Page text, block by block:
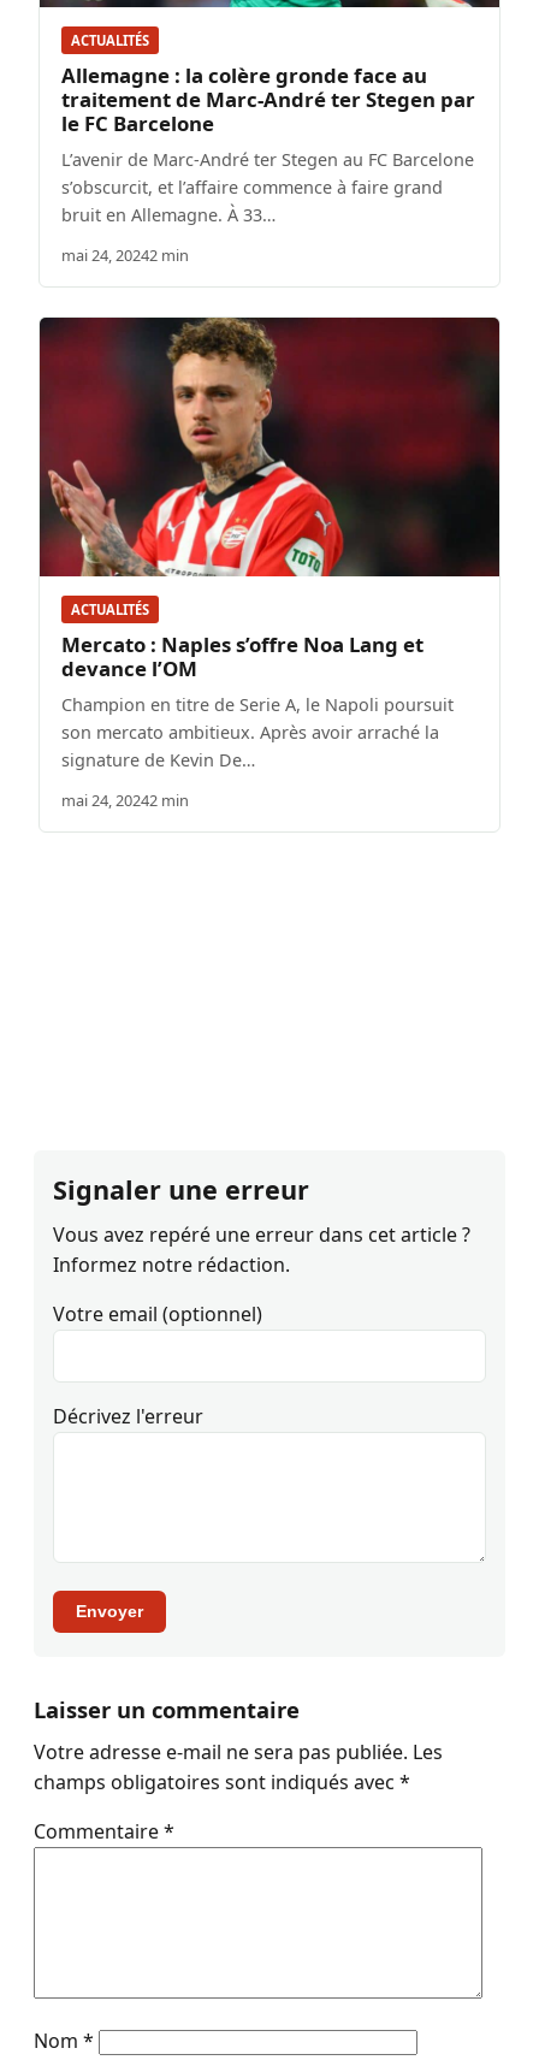
ACTUALITÉS
Allemagne : la colère gronde face au
traitement de Marc-André ter Stegen par
le FC Barcelone
L’avenir de Marc-André ter Stegen au FC Barcelone
s’obscurcit, et l’affaire commence à faire grand
bruit en Allemagne. À 33…
mai 24, 20242 min
ACTUALITÉS
Mercato : Naples s’offre Noa Lang et
devance l’OM
Champion en titre de Serie A, le Napoli poursuit
son mercato ambitieux. Après avoir arraché la
signature de Kevin De…
mai 24, 20242 min
Signaler une erreur
Vous avez repéré une erreur dans cet article ?
Informez notre rédaction.
Votre email (optionnel)
Décrivez l'erreur
Envoyer
Laisser un commentaire
Votre adresse e-mail ne sera pas publiée. Les
champs obligatoires sont indiqués avec *
Commentaire*
Nom *